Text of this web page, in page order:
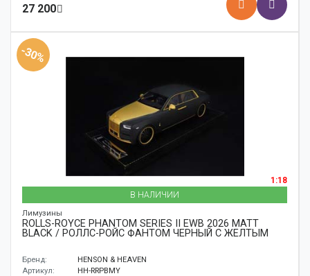
27 200
-30%
1:18
В НАЛИЧИИ
Лимузины
ROLLS-ROYCE PHANTOM SERIES II EWB 2026 MATT
BLACK / РОЛЛС-РОЙС ФАНТОМ ЧЕРНЫЙ С ЖЕЛТЫМ
Бренд:
HENSON & HEAVEN
Артикул:
HH-RRPBMY